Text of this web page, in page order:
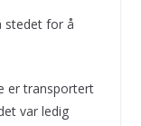
stedet for å
er transportert
var ledig